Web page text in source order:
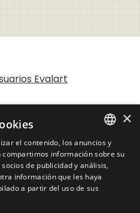
Evalart
ENGLISH
SPANISH
×
el contenido, los anuncios y
información sobre su
de publicidad y análisis,
información que les haya
a partir del uso de sus